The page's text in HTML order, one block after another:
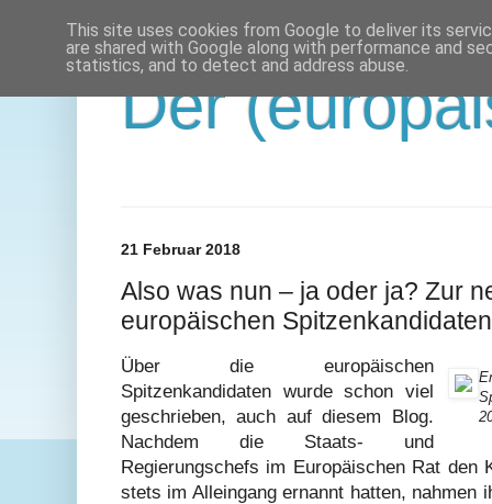
Der
21 Februar 2018
Also was nun – ja oder ja? Zur
europäischen Spitzenkandidaten
Über die europäischen
Spitzenkandidaten wurde schon viel
geschrieben, auch auf diesem Blog.
Nachdem die Staats- und
Regierungschefs im Europäischen Rat den
stets im Alleingang ernannt hatten, nahmen
This site uses cookies from Google to deliver its
are shared with Google along with performance and
statistics, and to detect and address abuse.